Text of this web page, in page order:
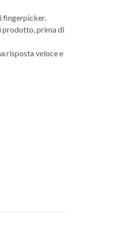
fingerpicker.
prodotto, prima di
risposta veloce e